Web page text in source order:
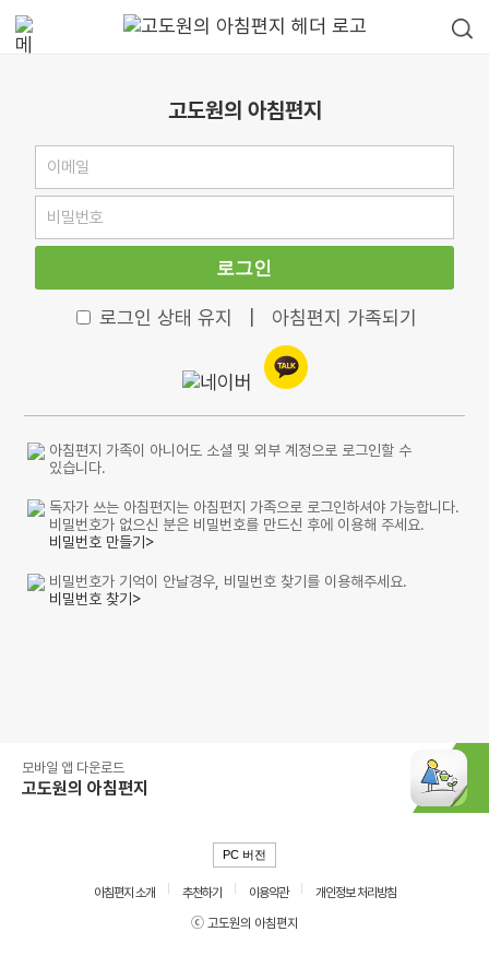
고도원의 아침편지
로그인
로그인 상태 유지 아침편지 가족되기
아침편지 가족이 아니어도 소셜 및 외부 계정으로 로그인할 수
있습니다.
독자가 쓰는 아침편지는 아침편지 가족으로 로그인하셔야 가능합니다.
비밀번호가 없으신 분은 비밀번호를 만드신 후에 이용해 주세요.
비밀번호 만들기>
비밀번호가 기억이 안날경우, 비밀번호 찾기를 이용해주세요.
비밀번호 찾기>
모바일 앱 다운로드
고도원의 아침편지
PC 버전
아침편지 소개 추천하기 이용약관
개인정보 처리방침
ⓒ 고도원의 아침편지